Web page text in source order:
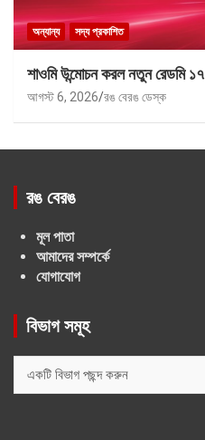
অন্যান্য সদ্য প্রকাশিত
শাওমি উন্মোচন করল নতুন রেডমি ১৭
আগস্ট 6, 2026 রঙ বেরঙ ডেস্ক
রঙ বেরঙ
মূল পাতা
আমাদের সম্পর্কে
যোগাযোগ
বিভাগ সমূহ